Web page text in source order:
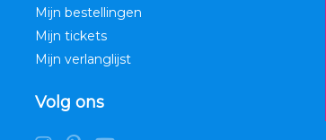
Mijn bestellingen
Mijn tickets
Mijn verlanglijst
Volg ons